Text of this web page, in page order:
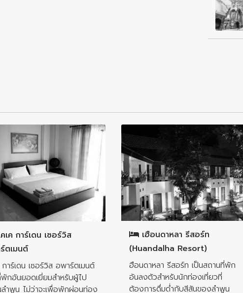
อเมืองลำพูน
เค การ์เดน เซอร์วิส
ตเมนต์
การ์เดน เซอร์วิส อพาร์ตเมนต์
พักอันยอดเยี่ยมสำหรับผู้ไป
ลำพูน ไม่ว่าจะเพื่อพักผ่อนท่อง
อำเภอเมืองลำพูน
เฮือนดาหลา รีสอร์ท
(Huandalha Resort)
ฮือนดาหลา รีสอร์ท เป็นสถานที่พัก
อันลงตัวสำหรับนักท่องเที่ยวที่
ต้องการดื่มด่ำกับสีสันของลำพูน